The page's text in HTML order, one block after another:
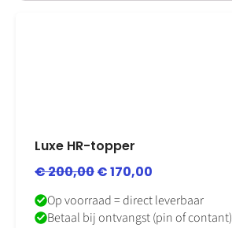
Luxe HR-topper
€200,00€170,00
Op voorraad = direct leverbaar
Betaal bij ontvangst (pin of contant)